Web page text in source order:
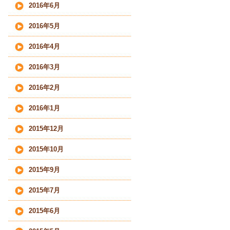
2016年6月
2016年5月
2016年4月
2016年3月
2016年2月
2016年1月
2015年12月
2015年10月
2015年9月
2015年7月
2015年6月